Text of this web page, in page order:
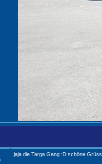
jaja die Targa Gang :D schöne